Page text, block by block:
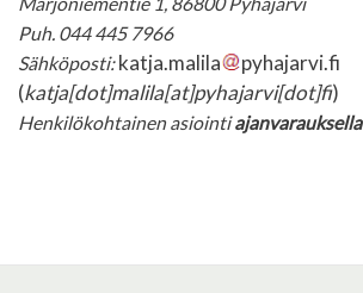
Puh. 044 445 7966
Sähköposti:katja.malila
pyhajarvi.fi
(katja[dot]malila[at]pyhajarvi[dot]fi)
Henkilökohtainen asiointiajanvarauksella